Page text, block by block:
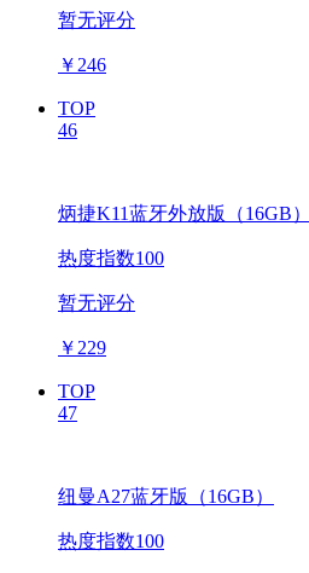
暂无评分
￥ 246
TOP
46
炳捷K11蓝牙外放版（16GB）
热度指数100
暂无评分
￥ 229
TOP
47
纽曼A27蓝牙版（16GB）
热度指数100